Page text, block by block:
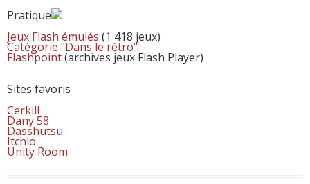
Pratique
Jeux Flash émulés (1 418 jeux)
Catégorie "Dans le rétro"
Flashpoint(archives jeux Flash Player)
Sites favoris
Cerkill
Dany 58
Dasshutsu
Itchio
Unity Room